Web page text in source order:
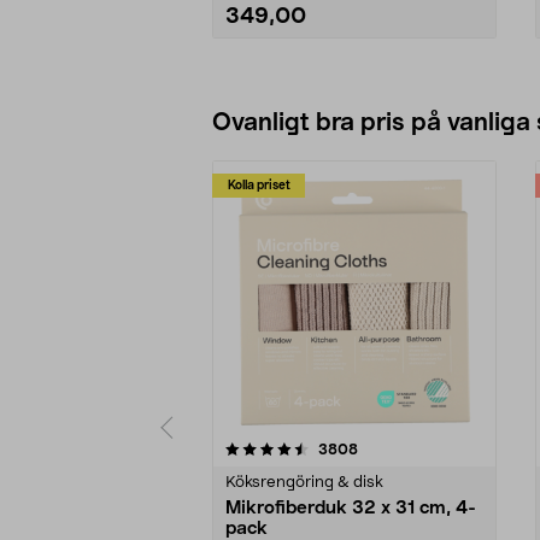
349,00
Ovanligt bra pris på vanliga
Kolla priset
3808recensioner
Köksrengöring & disk
Mikrofiberduk 32 x 31 cm, 4-
pack
4.0av 5 stjärnor